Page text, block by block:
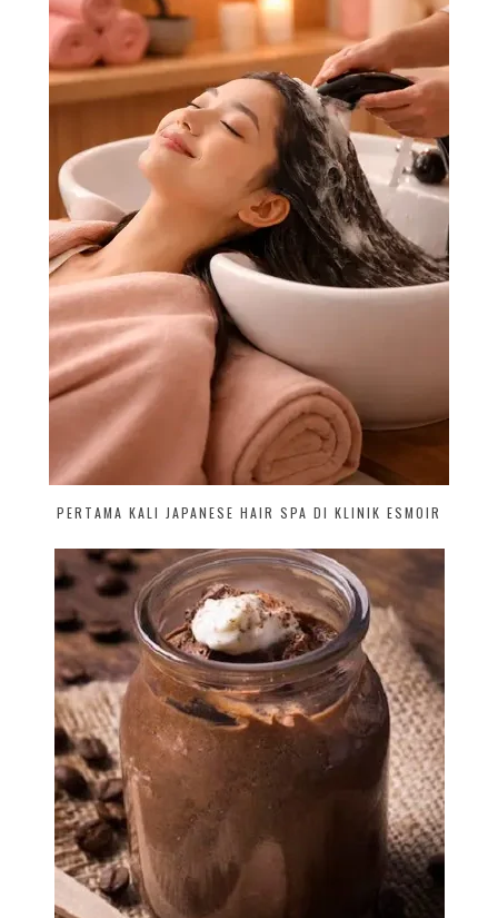
PERTAMA KALI JAPANESE HAIR SPA DI KLINIK ESMOIR